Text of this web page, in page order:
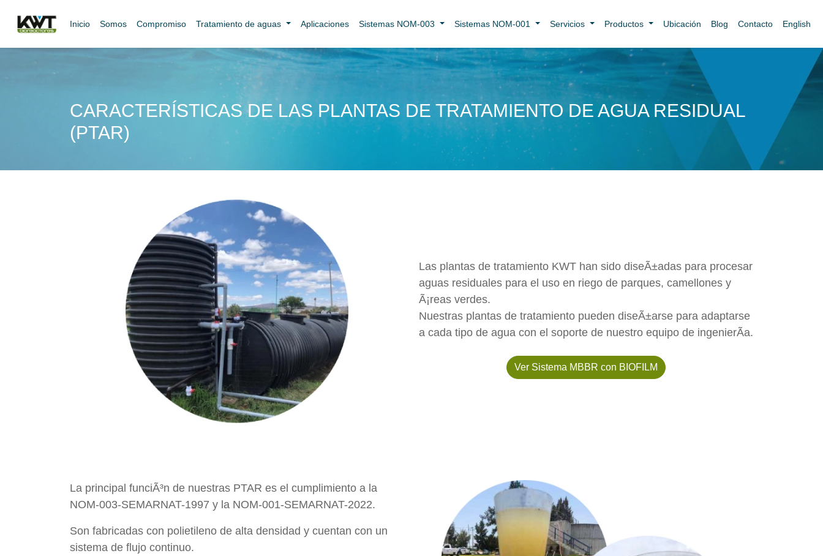
Inicio Somos Compromiso Tratamiento de aguas Aplicaciones Sistemas NOM-003 Sistemas NOM-001 Servicios Productos Ubicación Blog Contacto English
CARACTERÍSTICAS DE LAS PLANTAS DE TRATAMIENTO DE AGUA RESIDUAL
(PTAR)
Las plantas de tratamiento KWT han sido diseÃ±adas para procesar
aguas residuales para el uso en riego de parques, camellones y
Ã¡reas verdes.
Nuestras plantas de tratamiento pueden diseÃ±arse para adaptarse
a cada tipo de agua con el soporte de nuestro equipo de ingenierÃ­a.
Ver Sistema MBBR con BIOFILM
La principal funciÃ³n de nuestras PTAR es el cumplimiento a la
NOM-003-SEMARNAT-1997 y la NOM-001-SEMARNAT-2022.
Son fabricadas con polietileno de alta densidad y cuentan con un
sistema de flujo continuo.